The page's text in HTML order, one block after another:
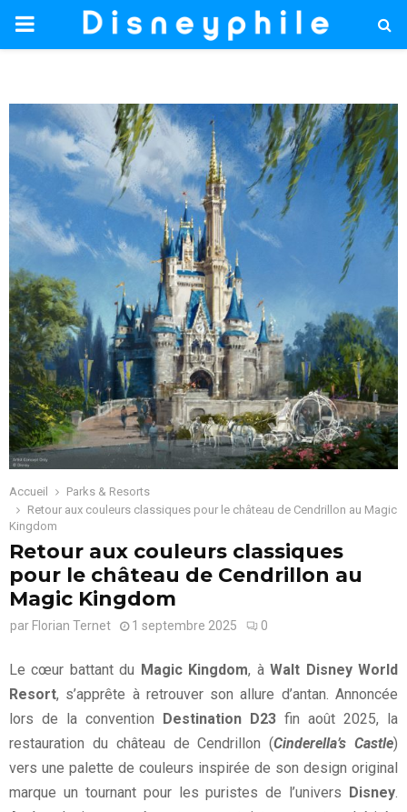
PRIMARY
Accueil
Parks & Resorts
Retour aux couleurs classiques pour le château de Cendrillon au Magic
Kingdom
Retour aux couleurs classiques
pour le château de Cendrillon au
Magic Kingdom
par Florian Ternet 1 septembre 2025 0
Le cœur battant du Magic Kingdom, àWalt Disney World
Resort, s’apprête à retrouver son allure d’antan. Annoncée
lors de la convention
Destination D23 fin août 2025, la
restauration du château de Cendrillon (Cinderella’s Castle)
vers une palette de couleurs inspirée de son design original
marque un tournant pour les puristes de l’univers
Disney.